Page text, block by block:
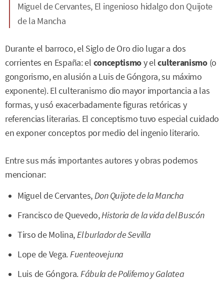
Miguel de Cervantes, El ingenioso hidalgo don Quijote
de la Mancha
Durante el barroco, el Siglo de Oro dio lugar a dos
corrientes en España: el conceptismoy elculteranismo (o
gongorismo, en alusión a Luis de Góngora, su máximo
exponente). El culteranismo dio mayor importancia a las
formas, y usó exacerbadamente figuras retóricas y
referencias literarias. El conceptismo tuvo especial cuidado
en exponer conceptos por medio del ingenio literario.
Entre sus más importantes autores y obras podemos
mencionar:
Miguel de Cervantes,Don Quijote de la Mancha
Francisco de Quevedo,Historia de la vida del Buscón
Tirso de Molina,El burlador de Sevilla
Lope de Vega.Fuenteovejuna
Luis de Góngora.Fábula de Polifemo yGalatea